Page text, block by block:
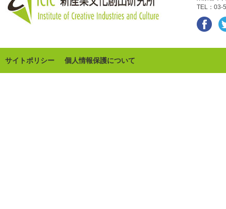
TEL：
サイトポリシー 個人情報保護について